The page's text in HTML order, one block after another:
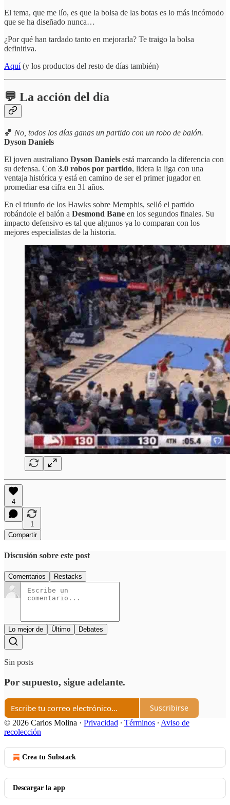
El tema, que me lío, es que la bolsa de las botas es lo más incómodo
que se ha diseñado nunca…
¿Por qué han tardado tanto en mejorarla? Te traigo la bolsa
definitiva.
Aquí(y los productos del resto de días también)
💬 La acción del día
🏀 No, todos los días ganas un partido con un robo de balón.
Dyson Daniels
El joven australiano Dyson Daniels está marcando la diferencia con
su defensa. Con 3.0 robos por partido, lidera la liga con una
ventaja histórica y está en camino de ser el primer jugador en
promediar esa cifra en 31 años.
En el triunfo de los Hawks sobre Memphis, selló el partido
robándole el balón a Desmond Bane en los segundos finales. Su
impacto defensivo es tal que algunos ya lo comparan con los
mejores especialistas de la historia.
4
1
Compartir
Discusión sobre este post
Comentarios Restacks
Lo mejor de Último Debates
Sin posts
Por supuesto, sigue adelante.
Suscribirse
© 2026 Carlos Molina · Privacidad ∙ Términos ∙ Aviso de
recolección
Crea tu Substack
Descargar la app